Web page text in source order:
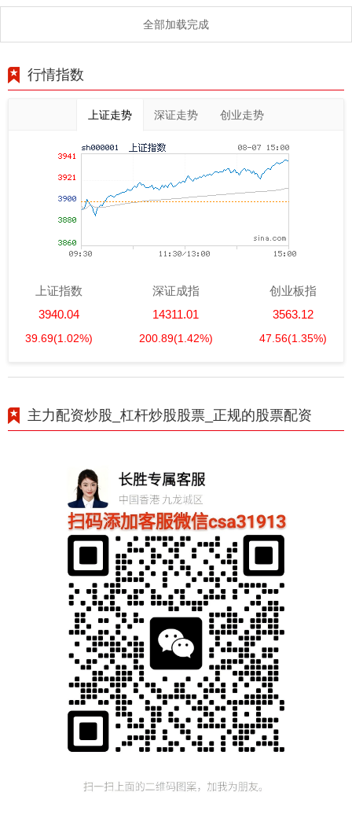
全部加载完成
行情指数
上证走势 深证走势 创业走势
上证指数
3940.04
39.69(1.02%)
深证成指
14311.01
200.89(1.42%)
创业板指
3563.12
47.56(1.35%)
主力配资炒股_杠杆炒股股票_正规的股票配资